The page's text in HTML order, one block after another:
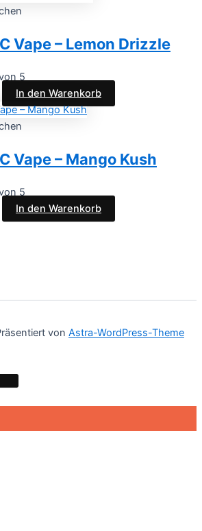
Vape – Lemon Drizzle
5
In den Warenkorb
Vape – Mango Kush
5
In den Warenkorb
von Astra-WordPress-Theme